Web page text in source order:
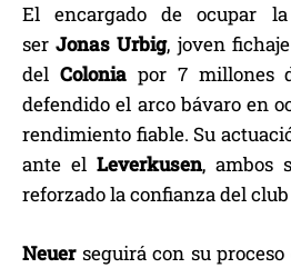
El encargado de ocupar
serJonas Urbig, joven
del Colonia por 7 millones
defendido el arco bávaro en
rendimiento fiable. Su
ante el Leverkusen, ambos
reforzado la confianza del
Neuer seguirá con su